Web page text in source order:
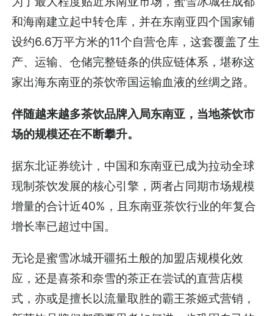
和海南建立起中转仓库，并在东南亚四个国家铺
设约6.6万平方米的11个自营仓库，这套覆盖了生
产、运输、仓储完整链条的供应链体系，堪称这
家出海东南亚的茶饮帝国运输血液的丝绸之路。
伴随越来越多茶饮品牌入局东南亚，当地茶饮市
场的规模还在不断攀升。
据东北证券统计，中国和东南亚已成为拉动全球
现制茶饮发展的核心引擎，两者占同期市场规模
增量的合计近40%，且东南亚茶饮行业的年复合
增长率已超过中国。
无论是蜜雪冰城开疆拓土般的加盟店规模化效
应，还是喜茶和奈雪的茶正在尝试的直营店模
式，亦或是擅长以流量取胜的霸王茶姬式营销，